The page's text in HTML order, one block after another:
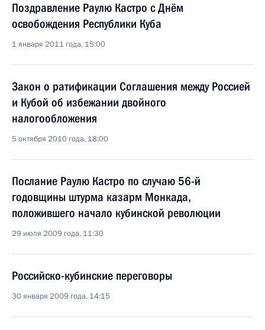
Поздравление Раулю Кастро с Днём
освобождения Республики Куба
1 января 2011 года, 15:00
Закон о ратификации Соглашения между Россией
и Кубой об избежании двойного
налогообложения
5 октября 2010 года, 18:00
Послание Раулю Кастро по случаю 56-й
годовщины штурма казарм Монкада,
положившего начало кубинской революции
29 июля 2009 года, 11:30
Российско-кубинские переговоры
30 января 2009 года, 14:15